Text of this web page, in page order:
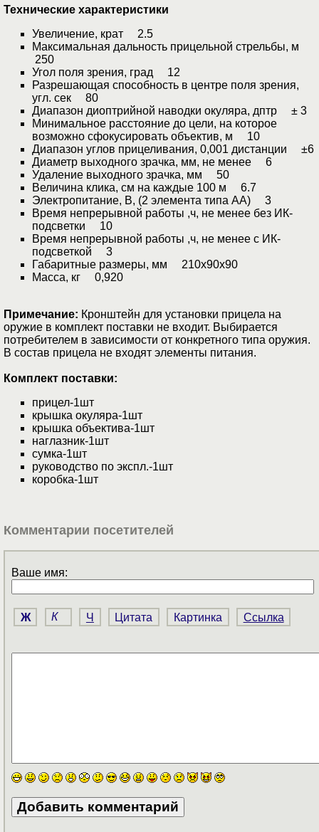
Технические характеристики
Увеличение, крат 2.5
Максимальная дальность прицельной стрельбы, м
250
Угол поля зрения, град 12
Разрешающая способность в центре поля зрения,
угл. сек 80
Диапазон диоптрийной наводки окуляра, дптр ± 3
Минимальное расстояние до цели, на которое
возможно сфокусировать объектив, м 10
Диапазон углов прицеливания, 0,001 дистанции ±6
Диаметр выходного зрачка, мм, не менее 6
Удаление выходного зрачка, мм 50
Величина клика, см на каждые 100 м 6.7
Электропитание, В, (2 элемента типа АА) 3
Время непрерывной работы ,ч, не менее без ИК-
подсветки 10
Время непрерывной работы ,ч, не менее с ИК-
подсветкой 3
Габаритные размеры, мм 210x90x90
Масса, кг 0,920
Примечание: Кронштейн для установки прицела на
оружие в комплект поставки не входит. Выбирается
потребителем в зависимости от конкретного типа оружия.
В состав прицела не входят элементы питания.
Комплект поставки:
прицел-1шт
крышка окуляра-1шт
крышка объектива-1шт
наглазник-1шт
сумка-1шт
руководство по экспл.-1шт
коробка-1шт
Комментарии посетителей
Ваше имя:
Ж К Ч Цитата Картинка Ссылка